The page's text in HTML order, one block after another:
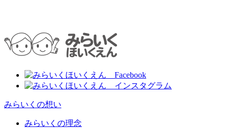
みらいくの想い
みらいくの理念